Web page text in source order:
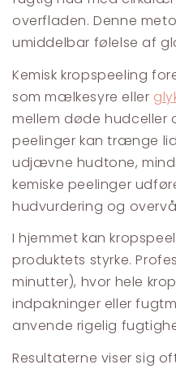
overfladen. Denne
umiddelbar følelse af
Kemisk kropspeeling
som mælkesyre eller
mellem døde hudceller
peelinger kan trænge
udjævne hudtone,
kemiske peelinger
hudvurdering og
I hjemmet kan
produktets styrke.
minutter), hvor hele
indpakninger eller
anvende rigelig
Resultaterne viser sig